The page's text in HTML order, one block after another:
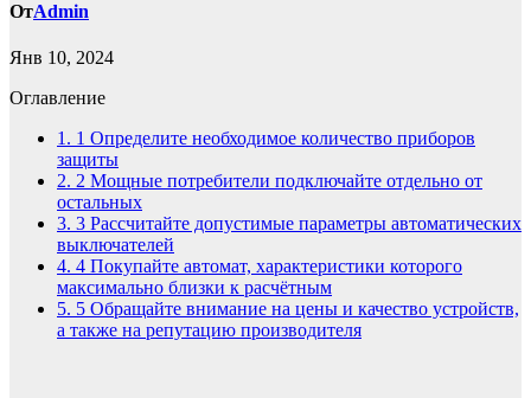
ОтAdmin
Янв 10, 2024
Оглавление
1. 1 Определите необходимое количество приборов
защиты
2. 2 Мощные потребители подключайте отдельно от
остальных
3. 3 Рассчитайте допустимые параметры автоматических
выключателей
4. 4 Покупайте автомат, характеристики которого
максимально близки к расчётным
5. 5 Обращайте внимание на цены и качество устройств,
а также на репутацию производителя